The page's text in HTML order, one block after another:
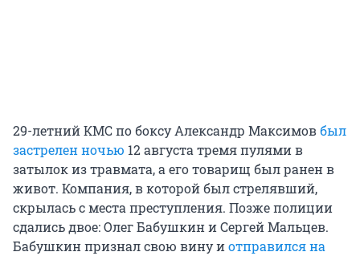
29-летний КМС по боксу Александр Максимовбыл
застрелен ночью 12 августа тремя пулями в
затылок из травмата, а его товарищ был ранен в
живот. Компания, в которой был стрелявший,
скрылась с места преступления. Позже полиции
сдались двое: Олег Бабушкин и Сергей Мальцев.
Бабушкин признал свою вину иотправился на